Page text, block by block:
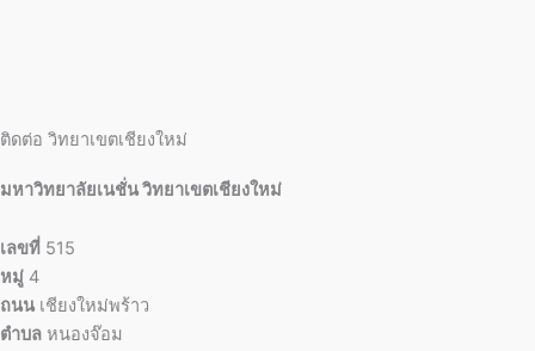
ติดต่อ วิทยาเขตเชียงใหม่
มหาวิทยาลัยเนชั่น วิทยาเขตเชียงใหม่
เลขที่ 515
หมู่ 4
ถนน เชียงใหม่พร้าว
ตำบล หนองจ๊อม